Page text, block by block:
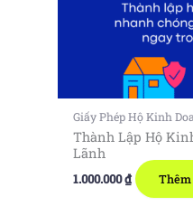
Giấy Phép Hộ Kinh
Thành Lập Hộ
Lãnh
1.000.000₫ Thêm